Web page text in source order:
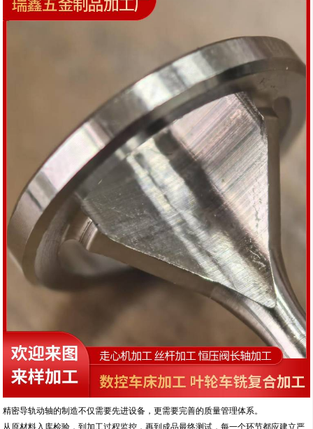
精密导轨动轴的制造不仅需要先进设备，更需要完善的质量管理体系。
从原材料入库检验，到加工过程监控，再到成品最终测试，每一个环节都应建立严